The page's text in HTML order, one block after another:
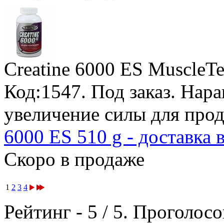
Creatine 6000 ES
Код:1547. Под заказ.
увеличение силы для
6000 ES 510 g - доставка
Скоро в продаже
1 2 3 4
Рейтинг - 5 / 5.